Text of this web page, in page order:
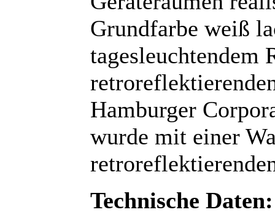
Grundfarbe weiß
tagesleuchtendem
Hamburger
wurde mit einer
Technische Daten: